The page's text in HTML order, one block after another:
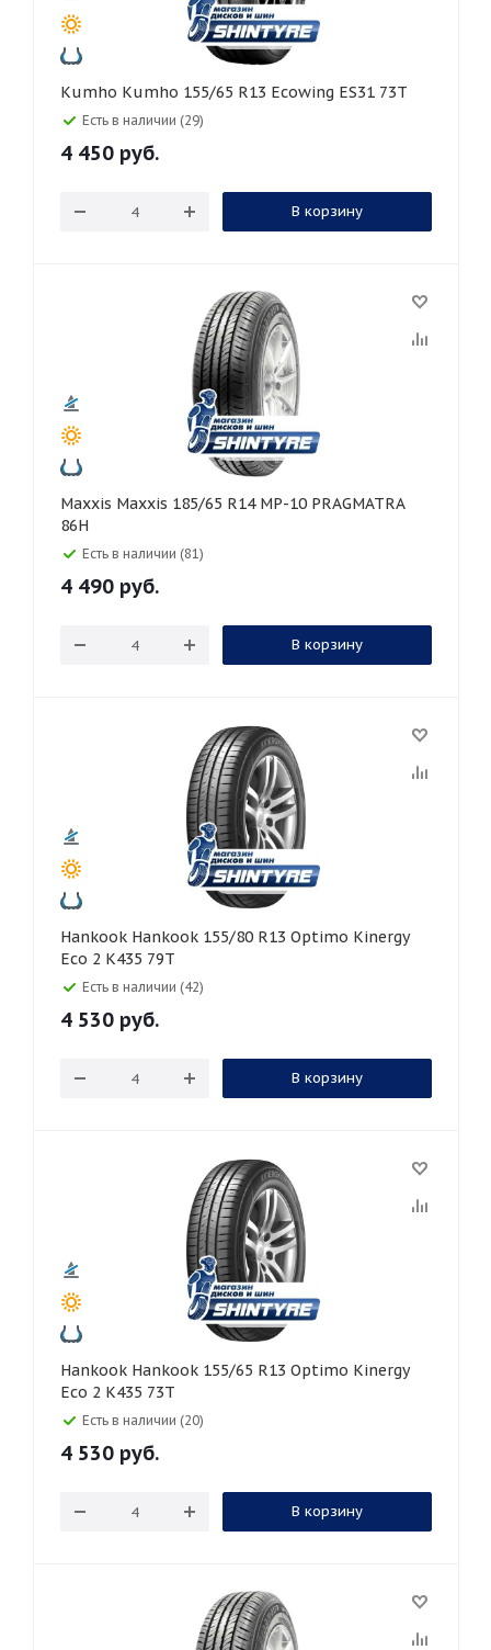
Kumho Kumho 155/65 R13 Ecowing ES31 73T
Есть в наличии (29)
4 450 руб.
В корзину
Maxxis Maxxis 185/65 R14 MP-10 PRAGMATRA
86H
Есть в наличии (81)
4 490 руб.
В корзину
Hankook Hankook 155/80 R13 Optimo Kinergy
Eco 2 K435 79T
Есть в наличии (42)
4 530 руб.
В корзину
Hankook Hankook 155/65 R13 Optimo Kinergy
Eco 2 K435 73T
Есть в наличии (20)
4 530 руб.
В корзину